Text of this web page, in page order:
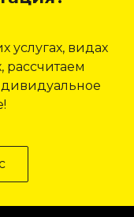
услугах, видах
рассчитаем